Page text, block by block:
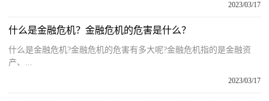
2023/03/17
什么是金融危机？金融危机的危害是什么？
什么是金融危机?金融危机的危害有多大呢?金融危机指的是金融资
产、...
2023/03/17